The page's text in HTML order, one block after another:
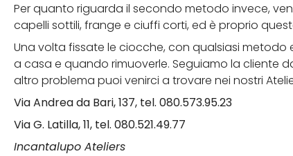
Per quanto riguarda il secondo metodo invece,
capelli sottili, frange e ciuffi corti, ed è proprio
Una volta fissate le ciocche, con qualsiasi
a casa e quando rimuoverle. Seguiamo la cliente
altro problema puoi venirci a trovare nei nostri
Via Andrea da Bari, 137, tel. 080.573.95.23
Via G. Latilla, 11, tel. 080.521.49.77
Incantalupo Ateliers